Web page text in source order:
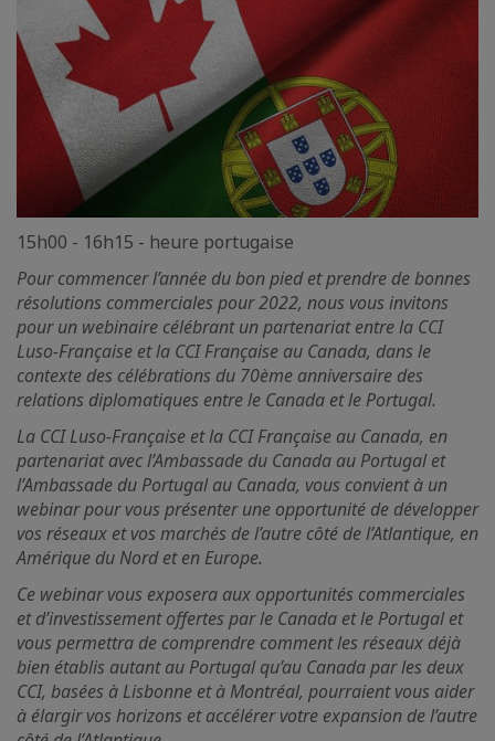
15h00 - 16h15 - heure portugaise
Pour commencer l’année du bon pied et prendre de bonnes
résolutions commerciales pour 2022, nous vous invitons
pour un webinaire célébrant un partenariat entre la CCI
Luso-Française et la CCI Française au Canada, dans le
contexte des célébrations du 70ème anniversaire des
relations diplomatiques entre le Canada et le Portugal.
La CCI Luso-Française et la CCI Française au Canada, en
partenariat avec l’Ambassade du Canada au Portugal et
l’Ambassade du Portugal au Canada, vous convient à un
webinar pour vous présenter une opportunité de développer
vos réseaux et vos marchés de l’autre côté de l’Atlantique, en
Amérique du Nord et en Europe.
Ce webinar vous exposera aux opportunités commerciales
et d’investissement offertes par le Canada et le Portugal et
vous permettra de comprendre comment les réseaux déjà
bien établis autant au Portugal qu’au Canada par les deux
CCI, basées à Lisbonne et à Montréal, pourraient vous aider
à élargir vos horizons et accélérer votre expansion de l’autre